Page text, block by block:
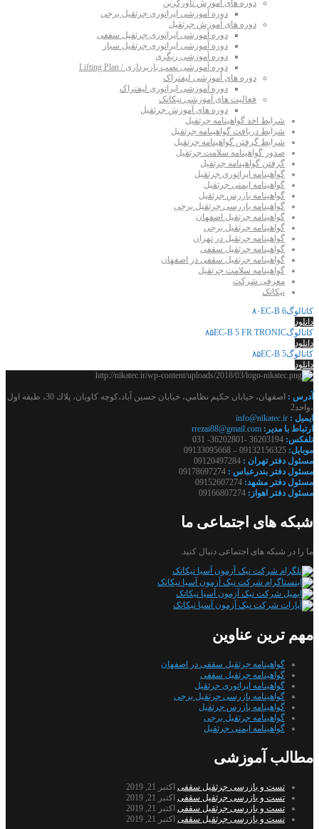
دوره های آموزش تاورکرین
دوره آموزشی اپراتوری جرثقیل برجی
دوره های آموزش جرثقیل
دوره آموزشی اپراتوری جرثقیل سقفی
دوره آموزشی اپراتوری جرثقیل سیار
دوره آموزشی ریگری
دوره آموزشی نصب باربرداری / Lifting Plan
دوره های آموزشی لیفتراک
دوره آموزشی اپراتوری لیفتراک
فعالیت های آموزشی نیکاتک
دوره های آموزش جرثقیل
شرایط اخذ گواهینامه جرثقیل
شرایط دریافت گواهینامه جرثقیل
شرایط گرفتن گواهینامه جرثقیل
صدور گواهینامه سلامت جرثقیل
گرفتن گواهینامه جرثقیل
گواهینامه اپراتوری جرثقیل
گواهینامه ایمنی جرثقیل
گواهینامه بازرس جرثقیل
گواهینامه بازرسی جرثقیل برجی
گواهینامه جرثقیل اصفهان
گواهینامه جرثقیل برجی
گواهینامه جرثقیل در تهران
گواهینامه جرثقیل سقفی
گواهینامه جرثقیل سقفی در اصفهان
گواهینامه سلامت جرثقیل
معرفی شرکت
نیکاتک
کاتالوگ۸۰EC-B 6
دانلود
کاتالوگ۸۵EC-B 5 FR TRONIC
دانلود
کاتالوگ۸۵EC-B 5
دانلود
آدرس :
اصفهان، خيابان حكيم نظامي، خيابان حسين آباد،كوچه كاويان، پلاك 30، طبقه اول
،واحد2
ايميل : info@nikatec.ir
ارتباط با مدير: rrezai88@gmail.com
تلفكس: 36203194 -36202801- 031
موبايل: 09132156325 – 09133095668
مسئول دفتر تهران : 09120497284
مسئول دفتر بندرعباس : 09178697274
مسئول دفتر مشهد: 09152607274
مسئول دفتر اهواز: 09166807274
شبکه های اجتماعی ما
ما را در شبکه های اجتماعی دنبال کنید.
مهم ترین عناوین
گواهینامه جرثقیل سقفی در اصفهان
گواهینامه جرثقیل سقفی
گواهینامه اپراتوری جرثقیل
گواهینامه بازرسی جرثقیل برجی
گواهینامه بازرس جرثقیل
گواهینامه جرثقیل برجی
گواهینامه ایمنی جرثقیل
مطالب آموزشی
تست و بازرسی جرثقیل سقفی اکتبر 21, 2019
تست و بازرسی جرثقیل سقفی اکتبر 21, 2019
تست و بازرسی جرثقیل سقفی اکتبر 21, 2019
تست و بازرسی جرثقیل سقفی اکتبر 21, 2019